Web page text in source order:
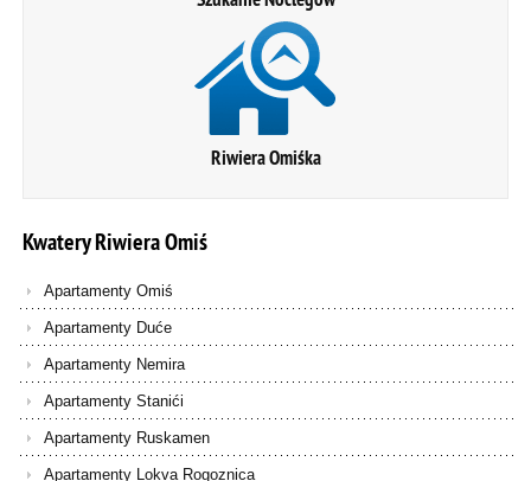
Riwiera Omiśka
KwateryRiwieraOmiś
Apartamenty Omiś
Apartamenty Duće
Apartamenty Nemira
Apartamenty Stanići
Apartamenty Ruskamen
Apartamenty Lokva Rogoznica